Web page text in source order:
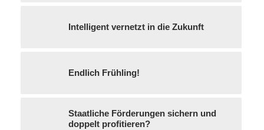
Intelligent vernetzt in die Zukunft
Endlich Frühling!
Staatliche Förderungen sichern und
doppelt profitieren?